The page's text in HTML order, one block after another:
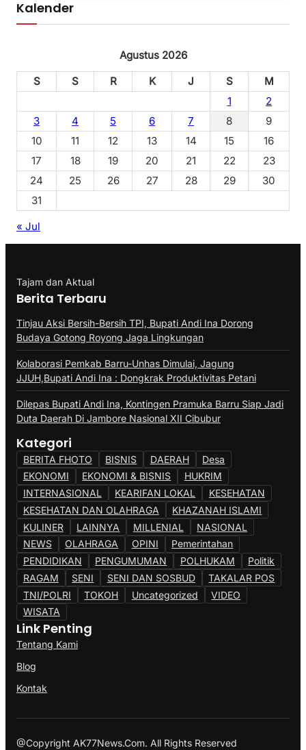
Kalender
Agustus 2026
S
S R K J S
M
1
2
3
4 5 6 7 8
9
10
11 12 13 14 15
16
17
18 19 20 21 22
23
24
25 26 27 28 29
30
31
« Jul
Tajam dan Aktual
Berita Terbaru
Tinjau Aksi Bersih-Bersih TPI, Bupati Andi Ina Dorong
Budaya Gotong Royong Jaga Lingkungan
Kolaborasi Pemkab Barru-Unhas Dimulai, Jagung
JJUH,Bupati Andi Ina : Dongkrak Produktivitas Petani
Dilepas Bupati Andi Ina, Kontingen Pramuka Barru Siap Jadi
Duta Daerah Di Jambore Nasional XII Cibubur
Kategori
BERITA FHOTO BISNIS DAERAH
Desa
EKONOMI
EKONOMI & BISNIS
HUKRIM
INTERNASIONAL
KEARIFAN LOKAL
KESEHATAN
KESEHATAN DAN OLAHRAGA
KHAZANAH ISLAMI
KULINER
LAINNYA MILLENIAL
NASIONAL
NEWS
OLAHRAGA OPINI
Pemerintahan
PENDIDIKAN
PENGUMUMAN POLHUKAM
Politik
RAGAM
SENI SENI DAN SOSBUD
TAKALAR POS
TNI/POLRI
TOKOH Uncategorized
VIDEO
WISATA
Link Penting
Tentang Kami
Blog
Kontak
@Copyright AK77News.Com. All Rights Reserved